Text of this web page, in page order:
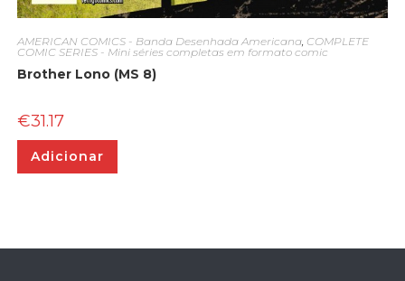
AMERICAN COMICS - Banda Desenhada Americana, COMPLETE
COMIC SERIES - Mini séries completas em formato comic
Brother Lono (MS 8)
€31.17
Adicionar